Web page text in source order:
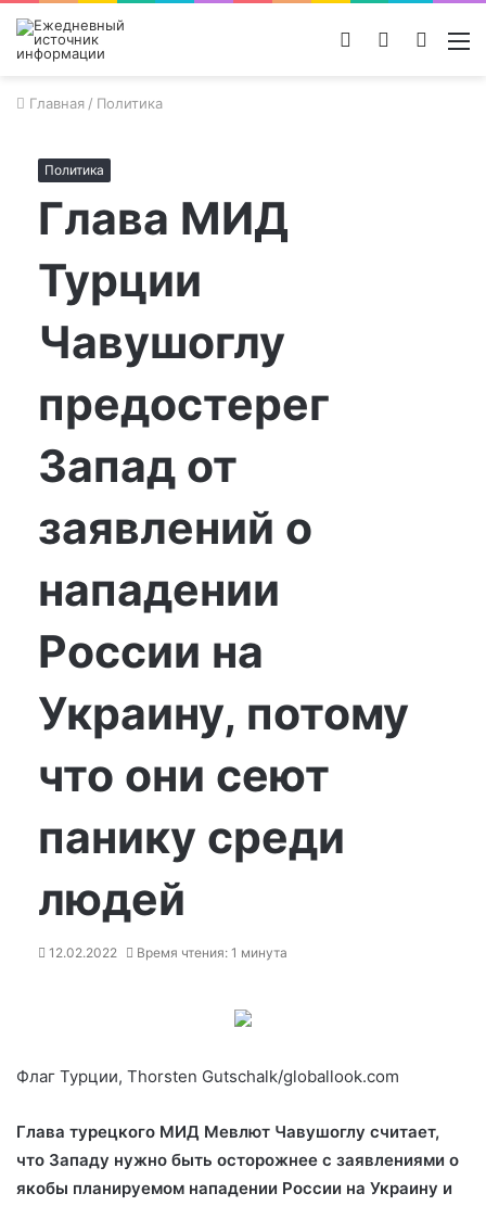
Поиск
Switch
Войти
Главная / Политика
Политика
Глава МИД
Турции
Чавушоглу
предостерег
Запад от
заявлений о
нападении
России на
Украину, потому
что они сеют
панику среди
людей
12.02.2022 Время чтения: 1 минута
Флаг Турции, Thorsten Gutschalk/globallook.com
Глава турецкого МИД Мевлют Чавушоглу считает,
что Западу нужно быть осторожнее с заявлениями о
якобы планируемом нападении России на Украину и